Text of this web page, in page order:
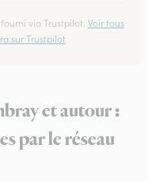
via Trustpilot. Voir tous
sur Trustpilot
et autour :
par le réseau